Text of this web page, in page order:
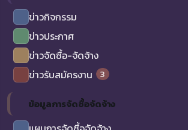
ข่าวกิจกรรม
ข่าวประกาศ
ข่าวจัดซื้อ-จัดจ้าง
ข่าวรับสมัครงาน
3
ข้อมูลการจัดซื้อจัดจ้าง